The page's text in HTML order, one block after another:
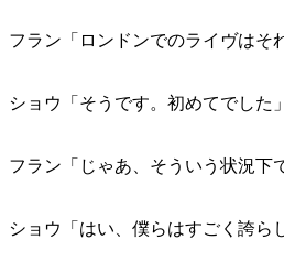
フラン「ロンドンでのライヴはそ
ショウ「そうです。初めてでした」
フラン「じゃあ、そういう状況下
ショウ「はい、僕らはすごく誇ら